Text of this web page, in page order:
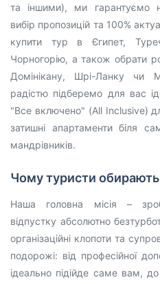
та іншими), ми гарантуємо
вибір пропозицій та 100%
купити тур в Єгипет,
Чорногорію, а також обрати
Домінікану, Шрі-Ланку чи
радістю підберемо для вас
"Все включено" (All Inclusive)
затишні апартаменти біля
мандрівників.
Чому туристи
Наша головна місія –
відпустку абсолютно
організаційні клопоти та
подорожі: від професійної
ідеально підійде саме вам,